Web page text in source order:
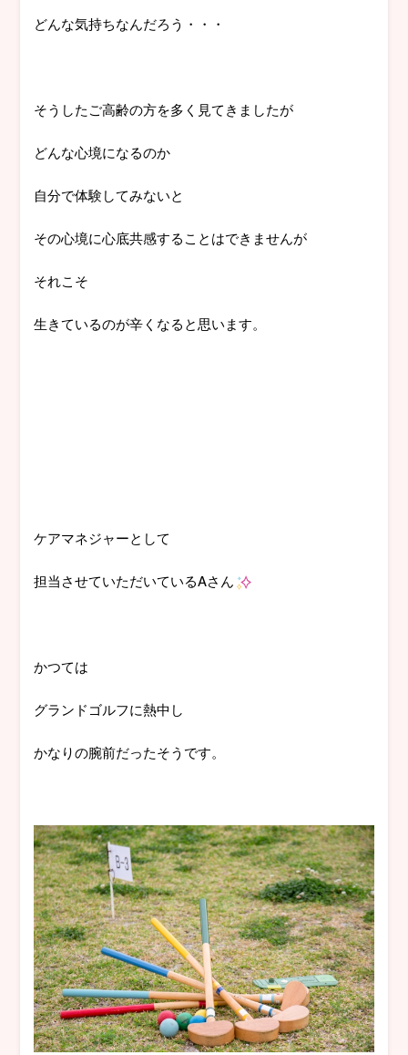
どんな気持ちなんだろう・・・
そうしたご高齢の方を多く見てきましたが
どんな心境になるのか
自分で体験してみないと
その心境に心底共感することはできませんが
それこそ
生きているのが辛くなると思います。
ケアマネジャーとして
担当させていただいているAさん
かつては
グランドゴルフに熱中し
かなりの腕前だったそうです。